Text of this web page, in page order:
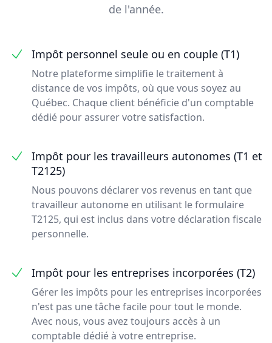
de l'année.
Impôt personnel seule ou en couple (T1)
Notre plateforme simplifie le traitement à
distance de vos impôts, où que vous soyez au
Québec. Chaque client bénéficie d'un comptable
dédié pour assurer votre satisfaction.
Impôt pour les travailleurs autonomes (T1 et
T2125)
Nous pouvons déclarer vos revenus en tant que
travailleur autonome en utilisant le formulaire
T2125, qui est inclus dans votre déclaration fiscale
personnelle.
Impôt pour les entreprises incorporées (T2)
Gérer les impôts pour les entreprises incorporées
n'est pas une tâche facile pour tout le monde.
Avec nous, vous avez toujours accès à un
comptable dédié à votre entreprise.